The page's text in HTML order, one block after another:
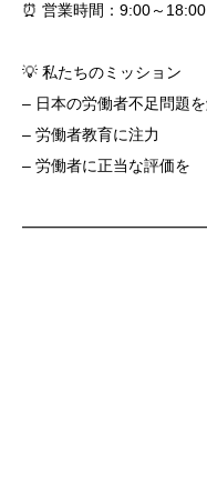
⏰ 営業時間：9:00～18:00
💡 私たちのミッション
– 日本の労働者不足問題
– 労働者教育に注力
– 労働者に正当な評価を